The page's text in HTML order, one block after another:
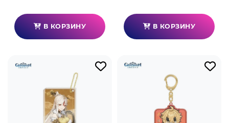
В КОРЗИНУ В КОРЗИНУ